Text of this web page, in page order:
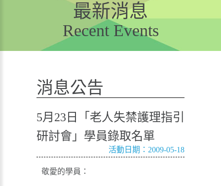
最新消息
Recent Events
消息公告
5月23日「老人失禁護理指引
研討會」學員錄取名單
活動日期：2009-05-18
敬愛的學員：